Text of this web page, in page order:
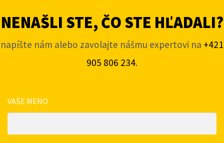
NENAŠLI STE, ČO STE HĽADALI?
napíšte nám alebo zavolajte nášmu expertovi na +421
905 806 234.
VAŠE MENO